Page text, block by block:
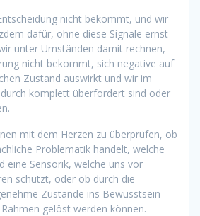
nicht bekommt, und wir
dafür, ohne diese Signale ernst
unter Umständen damit rechnen,
nicht bekommt, sich negative auf
Zustand auswirkt und wir im
komplett überfordert sind oder
mit dem Herzen zu überprüfen, ob
Problematik handelt, welche
eine Sensorik, welche uns vor
schützt, oder ob durch die
Zustände ins Bewusstsein
gelöst werden können.